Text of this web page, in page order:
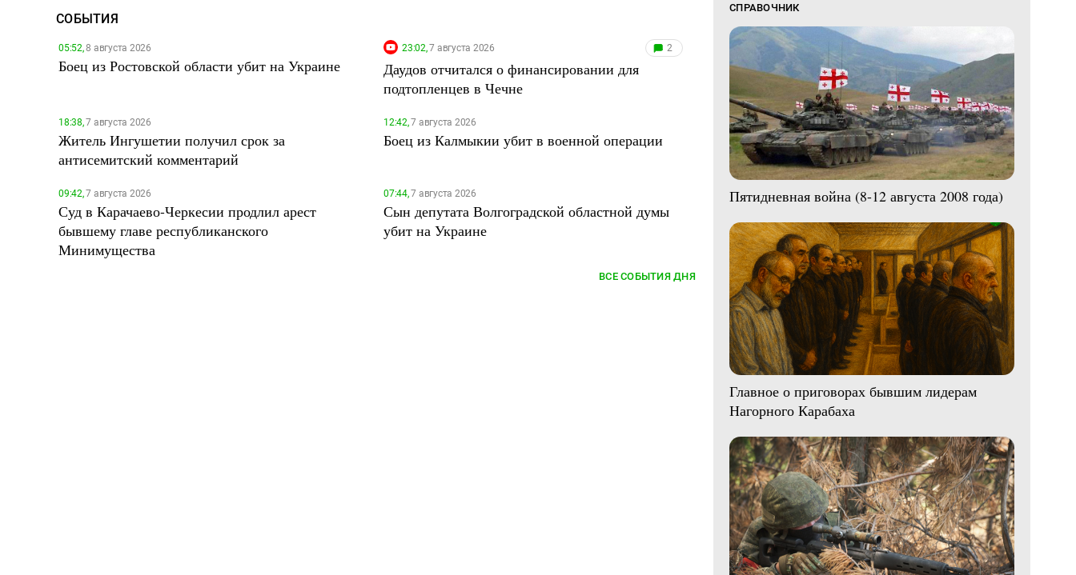
СОБЫТИЯ
05:52,8 августа 2026
Боец из Ростовской области убит на Украине
23:02,7 августа 2026 2
Даудов отчитался о финансировании для
подтопленцев в Чечне
18:38,7 августа 2026
Житель Ингушетии получил срок за
антисемитский комментарий
12:42,7 августа 2026
Боец из Калмыкии убит в военной операции
09:42,7 августа 2026
Суд в Карачаево-Черкесии продлил арест
бывшему главе республиканского
Минимущества
07:44,7 августа 2026
Сын депутата Волгоградской областной думы
убит на Украине
ВСЕ СОБЫТИЯ ДНЯ
СПРАВОЧНИК
Пятидневная война (8-12 августа 2008 года)
Главное о приговорах бывшим лидерам
Нагорного Карабаха